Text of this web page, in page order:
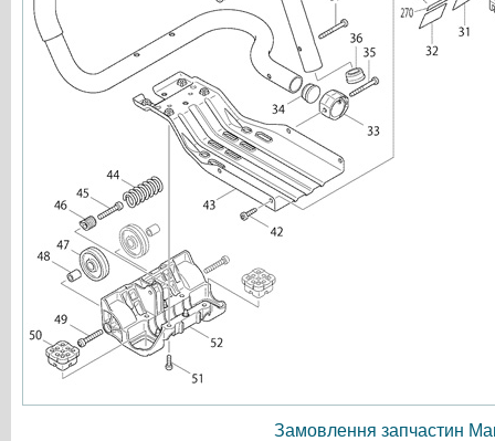
Замовлення запчастин